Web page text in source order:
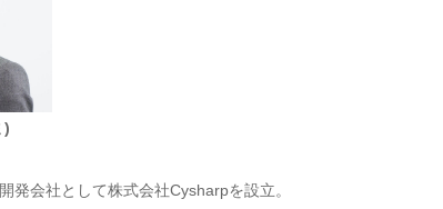
)
発会社として株式会社Cysharpを設立。